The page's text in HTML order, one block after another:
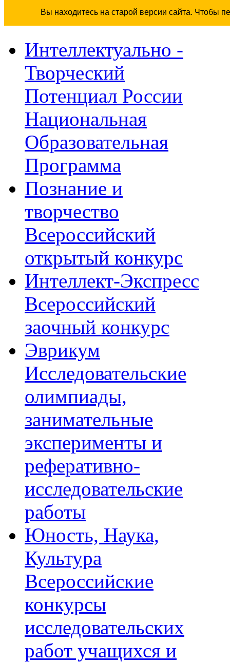
Вы находитесь на старой версии сайта. Чтобы
Интеллектуально -
Творческий
Потенциал России
Национальная
Образовательная
Программа
Познание и
творчество
Всероссийский
открытый конкурс
Интеллект-Экспресс
Всероссийский
заочный конкурс
Эврикум
Исследовательские
олимпиады,
занимательные
эксперименты и
реферативно-
исследовательские
работы
Юность, Наука,
Культура
Всероссийские
конкурсы
исследовательских
работ учащихся и